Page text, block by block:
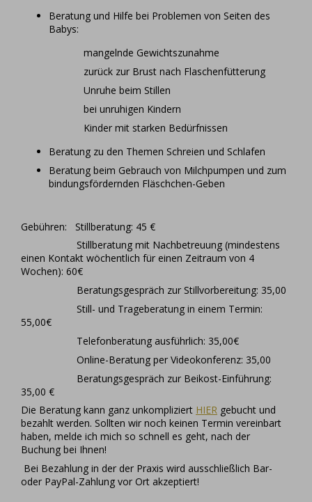
Beratung und Hilfe bei Problemen von Seiten des
Babys:
mangelnde Gewichtszunahme
zurück zur Brust nach Flaschenfütterung
Unruhe beim Stillen
bei unruhigen Kindern
Kinder mit starken Bedürfnissen
Beratung zu den Themen Schreien und Schlafen
Beratung beim Gebrauch von Milchpumpen und zum
bindungsfördernden Fläschchen-Geben
Gebühren: Stillberatung: 45 €
Stillberatung mit Nachbetreuung (mindestens
einen Kontakt wöchentlich für einen Zeitraum von 4
Wochen): 60€
Beratungsgespräch zur Stillvorbereitung: 35,00
Still- und Trageberatung in einem Termin:
55,00€
Telefonberatung ausführlich: 35,00€
Online-Beratung per Videokonferenz: 35,00
Beratungsgespräch zur Beikost-Einführung:
35,00 €
Die Beratung kann ganz unkompliziert HIER gebucht und
bezahlt werden. Sollten wir noch keinen Termin vereinbart
haben, melde ich mich so schnell es geht, nach der
Buchung bei Ihnen!
Bei Bezahlung in der der Praxis wird ausschließlich Bar-
oder PayPal-Zahlung vor Ort akzeptiert!